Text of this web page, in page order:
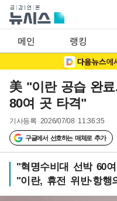
메인 랭킹
美 "이란 공습 완
80여 곳 타격"
기사등록 2026/07/08 11:36:35
구글에서 선호하는 매체로 추가
"혁명수비대 선박 60
"이란, 휴전 위반·항